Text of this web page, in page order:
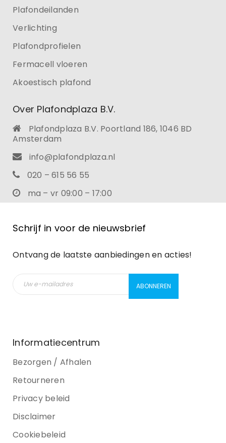
Plafondeilanden
Verlichting
Plafondprofielen
Fermacell vloeren
Akoestisch plafond
Over Plafondplaza B.V.
Plafondplaza B.V. Poortland 186, 1046 BD
Amsterdam
info@plafondplaza.nl
020 – 615 56 55
ma – vr 09:00 – 17:00
Schrijf in voor de nieuwsbrief
Ontvang de laatste aanbiedingen en acties!
Informatiecentrum
Bezorgen / Afhalen
Retourneren
Privacy beleid
Disclaimer
Cookiebeleid